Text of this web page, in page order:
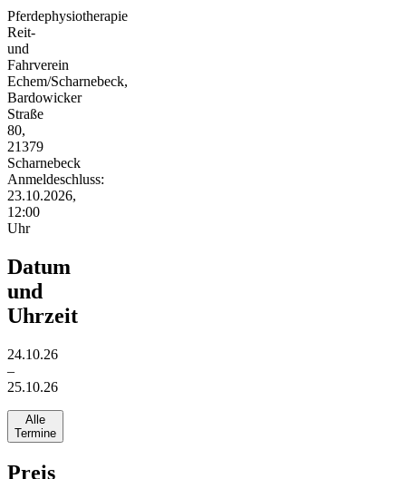
Pferdephysiotherapie
Reit-
und
Fahrverein
Echem/Scharnebeck,
Bardowicker
Straße
80,
21379
Scharnebeck
Anmeldeschluss:
23.10.2026,
12:00
Uhr
Datum
und
Uhrzeit
24.10.26
–
25.10.26
Alle
Termine
Preis